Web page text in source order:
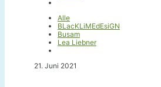
Alle
BLacKLiMEdEsiGN
Busam
Lea Liebner
21. Juni 2021